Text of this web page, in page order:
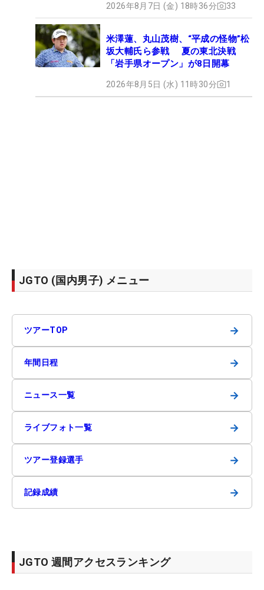
2026年8月7日 (金) 18時36分 33
米澤蓮、丸山茂樹、“平成の怪物”松
坂大輔氏ら参戦 夏の東北決戦
「岩手県オープン」が8日開幕
2026年8月5日 (水) 11時30分 1
JGTO (国内男子) メニュー
ツアーTOP →
年間日程 →
ニュース一覧 →
ライブフォト一覧 →
ツアー登録選手 →
記録成績 →
JGTO 週間アクセスランキング